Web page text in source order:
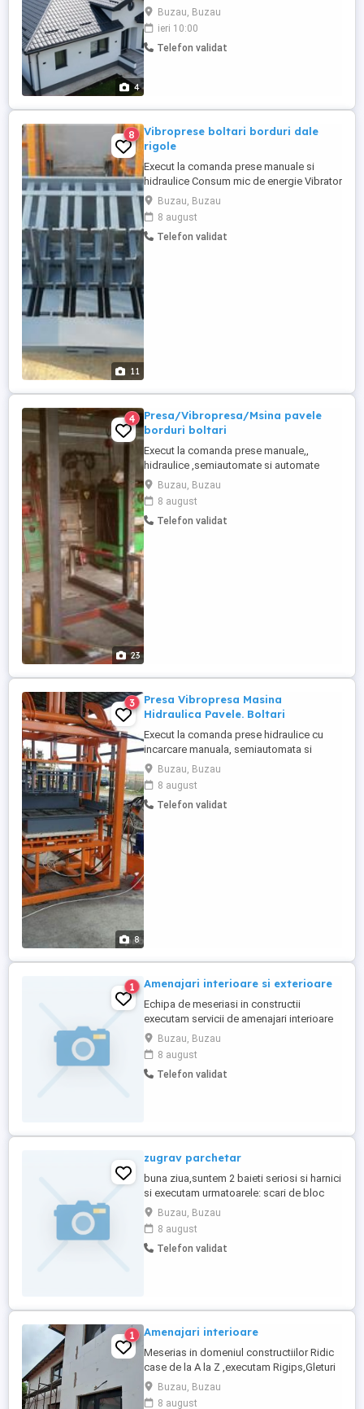
4
Montaj țiglă ceramică Mansardare case
Oferim seriozitate maximă Răspundem la
lucrări urgente!
Buzau, Buzau
ieri 10:00
Telefon validat
11
8
Vibroprese boltari borduri dale
rigole
Execut la comanda prese manuale si
hidraulice Consum mic de energie Vibrator
energic oli Matrite interschimbabile
Reductor la extractie Garantie 12 luni
Punere in functiune Retete beton transport
gratuit în toată tara
Buzau, Buzau
8 august
Telefon validat
23
4
Presa/Vibropresa/Msina pavele
borduri boltari
Execut la comanda prese manuale,,
hidraulice ,semiautomate si automate
matritele sunt interschimbabile si diferite
forme la cererea clientului Masina poate fi
alimentata la 380 v sau 220 v vibrare
energica cu doua motoare si presare cu
Buzau, Buzau
8 august
Telefon validat
8
3
Presa Vibropresa Masina
Hidraulica Pavele. Boltari
Execut la comanda prese hidraulice cu
incarcare manuala, semiautomata si
automata pentru pavaj ; boltari ; borduri ;
rigole; dale; capace rigole. Presele asigura
o buna vibrare cu doua motoare si o
presare de 24 t f grup hidraulic silentios
Buzau, Buzau
8 august
Telefon validat
1 Amenajari interioare si exterioare
Echipa de meseriasi in constructii
executam servicii de amenajari interioare
complete,rigips,parchet,zugraveli,montat
usi,izolare
polisteren,decorativa,tinci,tencuieli,etc
Disponibilitate imediat.Oferim si cerem
Buzau, Buzau
8 august
Telefon validat
zugrav parchetar
buna ziua,suntem 2 baieti seriosi si harnici
si executam urmatoarele: scari de bloc
birouri apartamente igienizari zugraveli
placari rigips parchet placari poliestern
decorativa
Buzau, Buzau
8 august
Telefon validat
1 Amenajari interioare
Meserias in domeniul constructiilor Ridic
case de la A la Z ,executam Rigips,Gleturi
,tencuieli Fatade ,placari polister,gresie
Faianta ,Parchet ,Decorative etc Pentru
Buzau, Buzau
8 august